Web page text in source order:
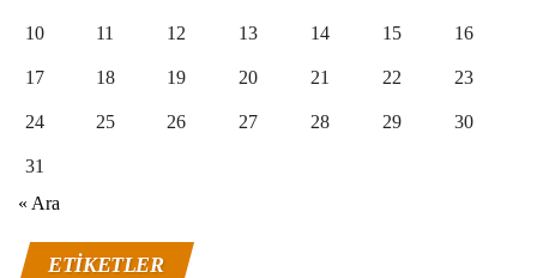
10 11 12 13 14 15 16
17 18 19 20 21 22 23
24 25 26 27 28 29 30
31
« Ara
ETIKETLER